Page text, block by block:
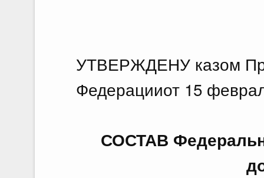
УТВЕРЖДЕНУ казом
Федерацииот 15
СОСТАВ